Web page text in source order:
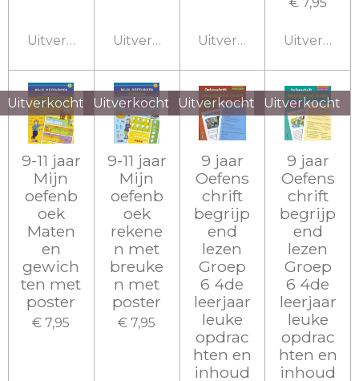
Uitverkocht Uitverkocht Uitverkocht
Uitverkocht
9-11 jaar
Mijn
oefenb
oek
Maten
en
gewich
ten met
poster
€ 7,95
Uitverkocht
9-11 jaar
Mijn
oefenb
oek
rekene
n met
breuke
n met
poster
€ 7,95
Uitverkocht
9 jaar
Oefens
chrift
begrijp
end
lezen
Groep
6 4de
leerjaar
leuke
opdrac
hten en
inhoud
Uitverkocht
9 jaar
Oefens
chrift
begrijp
end
lezen
Groep
6 4de
leerjaar
leuke
opdrac
hten en
inhoud